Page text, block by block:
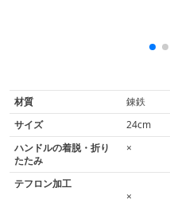
材質
錬鉄
サイズ
24cm
ハンドルの着脱・折り
たたみ
×
テフロン加工
×